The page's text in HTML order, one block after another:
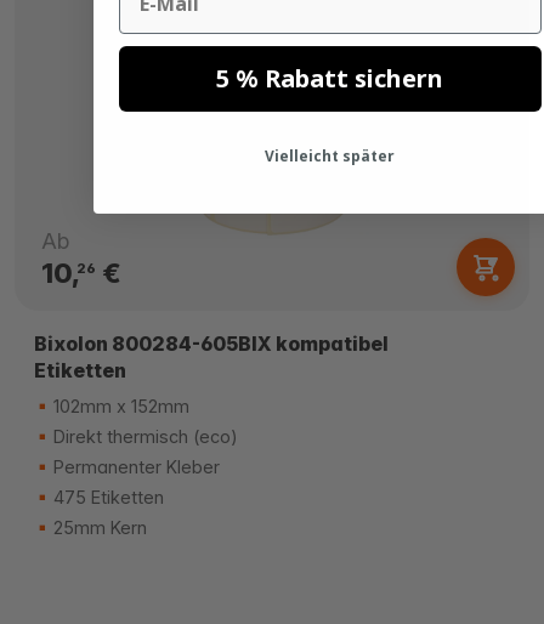
Ab
10,26 €
Bixolon 800284-605BIX kompatibel
Etiketten
102mm x 152mm
Direkt thermisch (eco)
Permanenter Kleber
475 Etiketten
25mm Kern
5 % Rabatt sichern
Vielleicht später